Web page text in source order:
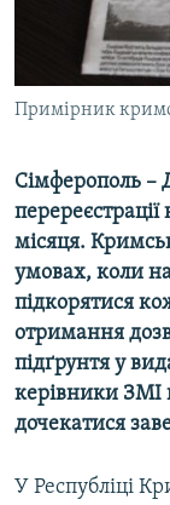
ІНФОГРАФІКА
ДОЛУЧАЙСЯ!
Примірник
Сімферополь –
місяця.
умовах, коли
підкорятися
отримання
підґрунтя у
керівники ЗМІ
дочекатися
У Республіці